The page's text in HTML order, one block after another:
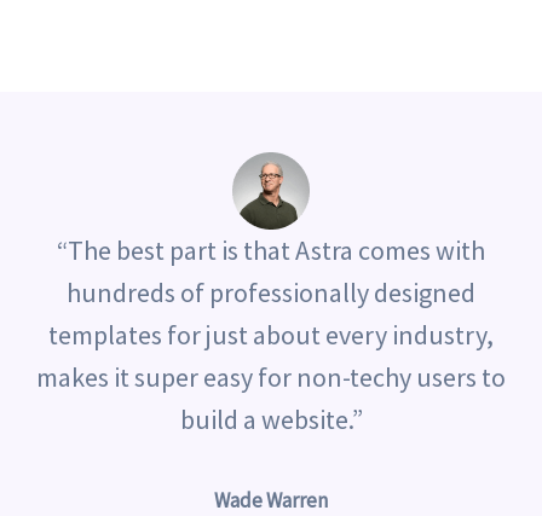
“The best part is that Astra comes with
hundreds of professionally designed
templates for just about every industry,
makes it super easy for non-techy users to
build a website.”
Wade Warren